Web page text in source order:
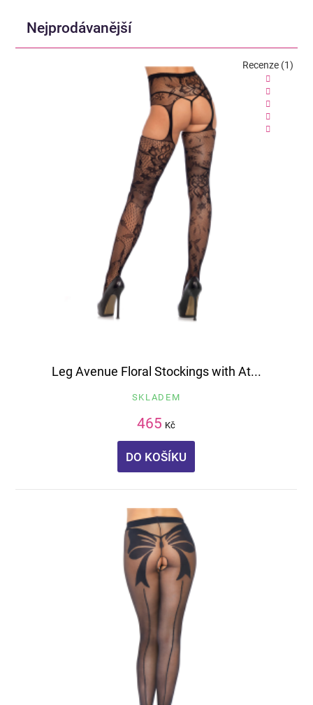
Nejprodávanější
Leg Avenue Floral Stockings with At...
SKLADEM
465 Kč
DO KOŠÍKU
Recenze (1)